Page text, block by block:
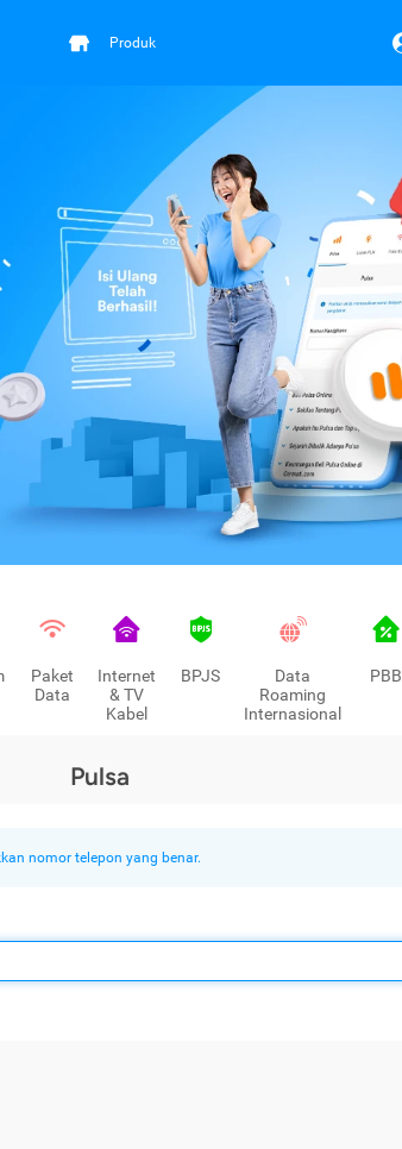
Produk
Paket
Data
Internet
& TV
Kabel
BPJS
Data
Roaming
Internasional
PBB
Pulsa
nomor telepon yang benar.